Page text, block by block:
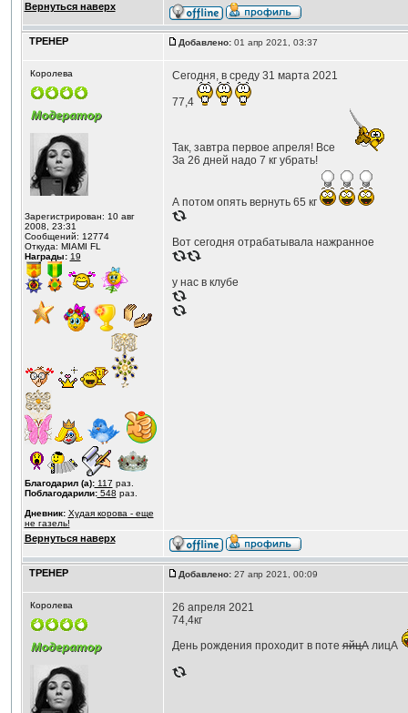
Вернуться наверх
ТРЕНЕР Добавлено:01 апр 2021, 03:37
Королева
Зарегистрирован: 10 авг
2008, 23:31
Сообщений: 12774
Откуда: MIAMI FL
Награды: 19
Благодарил (а):117 раз.
Поблагодарили:548 раз.
Дневник: Худая корова - еще
не газель!
Сегодня, в среду 31 марта 2021
77,4
Так, завтра первое апреля! Все
За 26 дней надо 7 кг убрать!
А потом опять вернуть 65 кг
Вот сегодня отрабатывала нажранное
у нас в клубе
Вернуться наверх
ТРЕНЕР Добавлено:27 апр 2021, 00:09
Королева
26 апреля 2021
74,4кг
День рождения проходит в потеяйцАлицА